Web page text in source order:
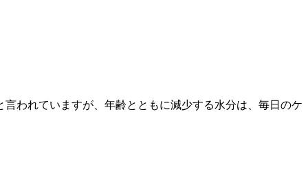
われていますが、年齢とともに減少する水分は、毎日のケ